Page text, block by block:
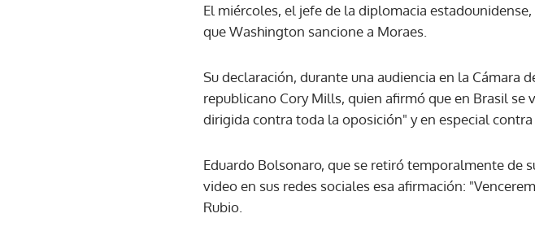
El miércoles, el jefe de la diplomacia
que Washington sancione a Moraes.
Su declaración, durante una audiencia en la Cámara
republicano Cory Mills, quien afirmó que en Brasil se
dirigida contra toda la oposición" y en especial
Eduardo Bolsonaro, que se retiró temporalmente de
video en sus redes sociales esa afirmación:
Rubio.